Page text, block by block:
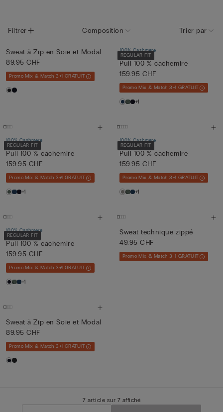
Filtrer Composition Trier par
Sweat à Zip en Soie et Modal
89.95 CHF
Promo Mix & Match 3+1 GRATUIT
REGULAR FIT
100% Cashmere
Pull 100 % cachemire
159.95 CHF
Promo Mix & Match 3+1 GRATUIT
+1
REGULAR FIT
100% Cashmere
Pull 100 % cachemire
159.95 CHF
Promo Mix & Match 3+1 GRATUIT
+1
REGULAR FIT
100% Cashmere
Pull 100 % cachemire
159.95 CHF
Promo Mix & Match 3+1 GRATUIT
+1
REGULAR FIT
100% Cashmere
Pull 100 % cachemire
159.95 CHF
Promo Mix & Match 3+1 GRATUIT
+1
Sweat technique zippé
49.95 CHF
Promo Mix & Match 3+1 GRATUIT
Sweat à Zip en Soie et Modal
89.95 CHF
Promo Mix & Match 3+1 GRATUIT
7 article sur 7 affiché